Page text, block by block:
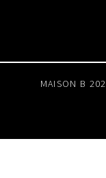
MAISON B